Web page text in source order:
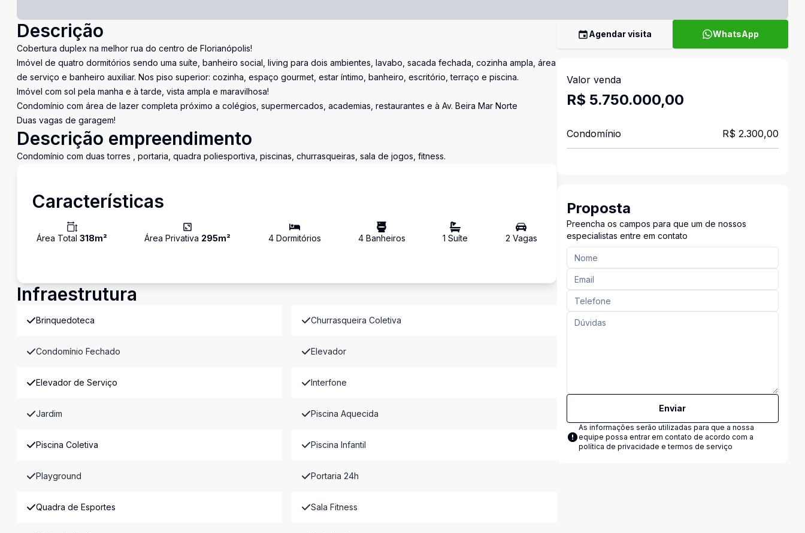
Descrição
Cobertura duplex na melhor rua do centro de Florianópolis!
Imóvel de quatro dormitórios sendo uma suíte, banheiro social, living para dois ambientes, lavabo, sacada fechada, cozinha ampla, área
de serviço e banheiro auxiliar. Nos piso superior: cozinha, espaço gourmet, estar íntimo, banheiro, escritório, terraço e piscina.
Imóvel com sol pela manha e à tarde, vista ampla e maravilhosa!
Condomínio com área de lazer completa próximo a colégios, supermercados, academias, restaurantes e à Av. Beira Mar Norte
Duas vagas de garagem!
Descrição empreendimento
Condomínio com duas torres , portaria, quadra poliesportiva, piscinas, churrasqueiras, sala de jogos, fitness.
Características
Área Total 318m² Área Privativa 295m² 4Dormitórios 4Banheiros 1 Suíte 2 Vagas
Infraestrutura
Brinquedoteca Churrasqueira Coletiva
Condomínio Fechado Elevador
Elevador de Serviço Interfone
Jardim Piscina Aquecida
Piscina Coletiva Piscina Infantil
Playground Portaria 24h
Quadra de Esportes Sala Fitness
Agendar visita WhatsApp
Valor venda
R$ 5.750.000,00
Condomínio R$ 2.300,00
Proposta
Preencha os campos para que um de nossos
especialistas entre em contato
Enviar
As informações serão utilizadas para que a nossa
equipe possa entrar em contato de acordo com a
política de privacidade e termos de serviço